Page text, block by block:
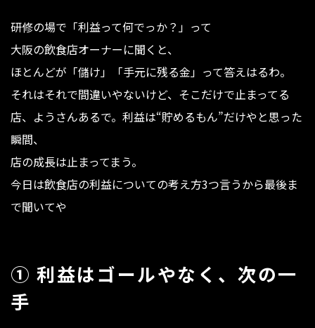
研修の場で「利益って何でっか？」って
大阪の飲食店オーナーに聞くと、
ほとんどが「儲け」「手元に残る金」って答えはるわ。
それはそれで間違いやないけど、そこだけで止まってる
店、ようさんあるで。利益は“貯めるもん”だけやと思った
瞬間、
店の成長は止まってまう。
今日は飲食店の利益についての考え方3つ言うから最後ま
で聞いてや
① 利益はゴールやなく、次の一
手